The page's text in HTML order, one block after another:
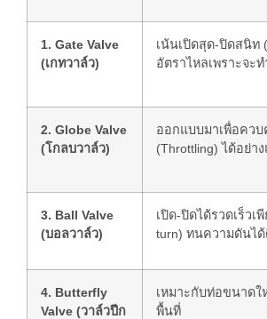
1. Gate Valve
(เกทวาล์ว)
เน้นเปิดสุด-ปิดสนิท
อัตราไหลเพราะจะ
2. Globe Valve
(โกลบวาล์ว)
ออกแบบมาเพื่อคว
(Throttling) ได้อย่า
3. Ball Valve
(บอลวาล์ว)
เปิด-ปิดได้รวดเร็วเ
turn) ทนความดันไ
4. Butterfly
Valve (วาล์วปีก
เหมาะกับท่อขนาด
พื้นที่